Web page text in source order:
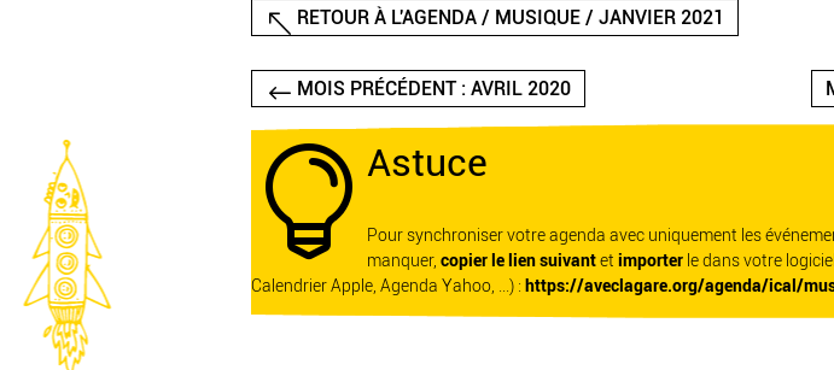
RETOUR À L'AGENDA / MUSIQUE / JANVIER 2021
MOIS PRÉCÉDENT : AVRIL 2020
 Astuce
Pour synchroniser votre agenda avec uniquement les
manquer, copier le lien suivantet importer le dans votre
Calendrier Apple, Agenda Yahoo, ...) : https://aveclagare.org/agenda/ical/